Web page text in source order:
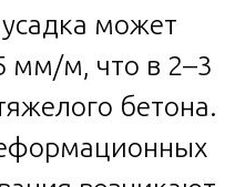
может
мм/м, что в 2–3
бетона.